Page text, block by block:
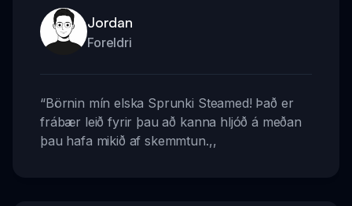
Jordan
Foreldri
“Börnin mín elska Sprunki Steamed! Það er
frábær leið fyrir þau að kanna hljóð á meðan
þau hafa mikið af skemmtun.,,